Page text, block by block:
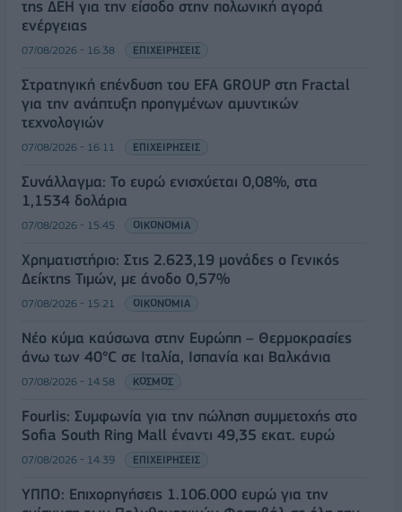
της ΔΕΗ για την είσοδο στην πολωνική αγορά
ενέργειας
07/08/2026 - 16:38 ΕΠΙΧΕΙΡΗΣΕΙΣ
Στρατηγική επένδυση του EFA GROUP στη Fractal
για την ανάπτυξη προηγμένων αμυντικών
τεχνολογιών
07/08/2026 - 16:11 ΕΠΙΧΕΙΡΗΣΕΙΣ
Συνάλλαγμα: Το ευρώ ενισχύεται 0,08%, στα
1,1534 δολάρια
07/08/2026 - 15:45 ΟΙΚΟΝΟΜΙΑ
Χρηματιστήριο: Στις 2.623,19 μονάδες ο Γενικός
Δείκτης Τιμών, με άνοδο 0,57%
07/08/2026 - 15:21 ΟΙΚΟΝΟΜΙΑ
Νέο κύμα καύσωνα στην Ευρώπη – Θερμοκρασίες
άνω των 40°C σε Ιταλία, Ισπανία και Βαλκάνια
07/08/2026 - 14:58 ΚΟΣΜΟΣ
Fourlis: Συμφωνία για την πώληση συμμετοχής στο
Sofia South Ring Mall έναντι 49,35 εκατ. ευρώ
07/08/2026 - 14:39 ΕΠΙΧΕΙΡΗΣΕΙΣ
ΥΠΠΟ: Επιχορηγήσεις 1.106.000 ευρώ για την